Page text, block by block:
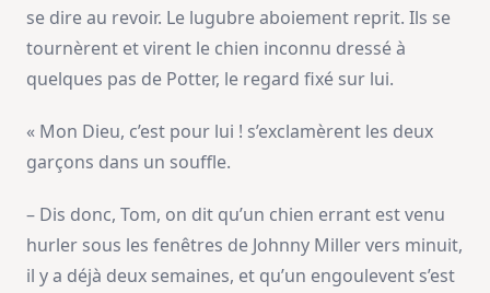
se dire au revoir. Le lugubre aboiement reprit. Ils se
tournèrent et virent le chien inconnu dressé à
quelques pas de Potter, le regard fixé sur lui.
« Mon Dieu, c’est pour lui ! s’exclamèrent les deux
garçons dans un souffle.
– Dis donc, Tom, on dit qu’un chien errant est venu
hurler sous les fenêtres de Johnny Miller vers minuit,
il y a déjà deux semaines, et qu’un engoulevent s’est